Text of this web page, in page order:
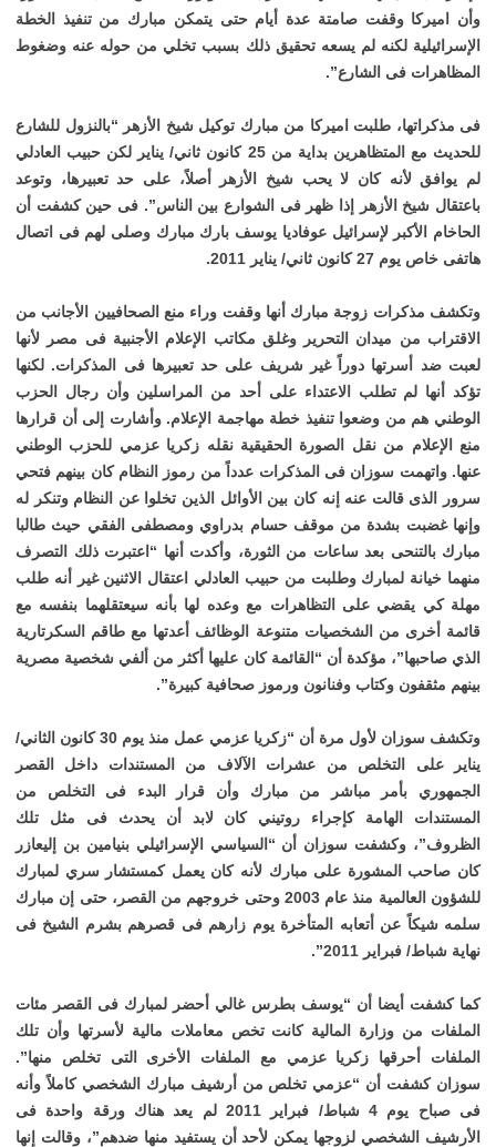
وأن اميركا وقفت صامتة عدة أيام حتى يتمكن مبارك من تنفيذ الخطة
الإسرائيلية لكنه لم يسعه تحقيق ذلك بسبب تخلي من حوله عنه وضغوط
المظاهرات فى الشارع”.
فى مذكراتها، طلبت اميركا من مبارك توكيل شيخ الأزهر “بالنزول للشارع
للحديث مع المتظاهرين بداية من 25 كانون ثاني/ يناير لكن حبيب العادلي
لم يوافق لأنه كان لا يحب شيخ الأزهر أصلاً، على حد تعبيرها، وتوعد
باعتقال شيخ الأزهر إذا ظهر فى الشوارع بين الناس”. فى حين كشفت أن
الحاخام الأكبر لإسرائيل عوفاديا يوسف بارك مبارك وصلى لهم فى اتصال
هاتفى خاص يوم 27 كانون ثاني/ يناير 2011.
وتكشف مذكرات زوجة مبارك أنها وقفت وراء منع الصحافيين الأجانب من
الاقتراب من ميدان التحرير وغلق مكاتب الإعلام الأجنبية فى مصر لأنها
لعبت ضد أسرتها دوراً غير شريف على حد تعبيرها فى المذكرات. لكنها
تؤكد أنها لم تطلب الاعتداء على أحد من المراسلين وأن رجال الحزب
الوطني هم من وضعوا تنفيذ خطة مهاجمة الإعلام. وأشارت إلى أن قرارها
منع الإعلام من نقل الصورة الحقيقية نقله زكريا عزمي للحزب الوطني
عنها. واتهمت سوزان فى المذكرات عدداً من رموز النظام كان بينهم فتحي
سرور الذى قالت عنه إنه كان بين الأوائل الذين تخلوا عن النظام وتنكر له
وإنها غضبت بشدة من موقف حسام بدراوي ومصطفى الفقي حيث طالبا
مبارك بالتنحى بعد ساعات من الثورة، وأكدت أنها “اعتبرت ذلك التصرف
منهما خيانة لمبارك وطلبت من حبيب العادلي اعتقال الاثنين غير أنه طلب
مهلة كي يقضي على التظاهرات مع وعده لها بأنه سيعتقلهما بنفسه مع
قائمة أخرى من الشخصيات متنوعة الوظائف أعدتها مع طاقم السكرتارية
الذي صاحبها”، مؤكدة أن “القائمة كان عليها أكثر من ألفي شخصية مصرية
بينهم مثقفون وكتاب وفنانون ورموز صحافية كبيرة”.
وتكشف سوزان لأول مرة أن “زكريا عزمي عمل منذ يوم 30 كانون الثاني/
يناير على التخلص من عشرات الآلاف من المستندات داخل القصر
الجمهوري بأمر مباشر من مبارك وأن قرار البدء فى التخلص من
المستندات الهامة كإجراء روتيني كان لابد أن يحدث فى مثل تلك
الظروف”، وكشفت سوزان أن “السياسي الإسرائيلي بنيامين بن إليعازر
كان صاحب المشورة على مبارك لأنه كان يعمل كمستشار سري لمبارك
للشؤون العالمية منذ عام 2003 وحتى خروجهم من القصر، حتى إن مبارك
سلمه شيكاً عن أتعابه المتأخرة يوم زارهم فى قصرهم بشرم الشيخ فى
نهاية شباط/ فبراير 2011”.
كما كشفت أيضا أن “يوسف بطرس غالي أحضر لمبارك فى القصر مئات
الملفات من وزارة المالية كانت تخص معاملات مالية لأسرتها وأن تلك
الملفات أحرقها زكريا عزمي مع الملفات الأخرى التى تخلص منها”.
سوزان كشفت أن “عزمي تخلص من أرشيف مبارك الشخصي كاملاً وأنه
فى صباح يوم 4 شباط/ فبراير 2011 لم يعد هناك ورقة واحدة فى
الأرشيف الشخصي لزوجها يمكن لأحد أن يستفيد منها ضدهم”، وقالت إنها